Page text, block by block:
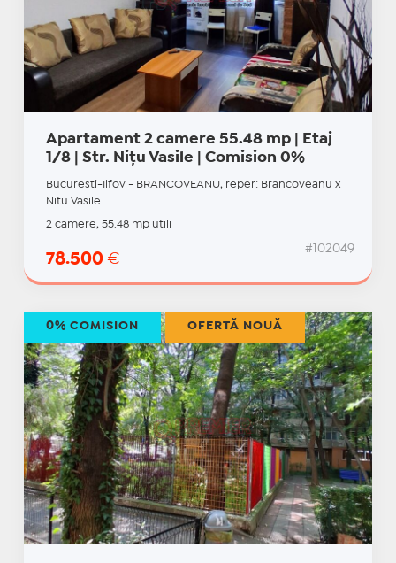
Apartament 2 camere 55.48 mp | Etaj
1/8 | Str. Nițu Vasile | Comision 0%
Bucuresti-Ilfov - BRANCOVEANU, reper: Brancoveanu x
Nitu Vasile
2 camere, 55.48 mp utili
78.500 €
#102049
0% COMISION OFERTĂ NOUĂ